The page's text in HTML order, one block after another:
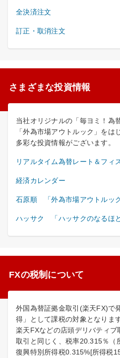
全決済注文
訂正・取消注文
さまざまな投資情報
当社オリジナルの「毎ヨミ！為
「外為市場アウトルック」をは
多彩な投資情報がございます。
リアルタイム為替レート＆フィ
経済カレンダー
石原順 「外為市場アウトルック
ハッサク 「ハッサクのなるほど
FXの税制について
外国為替証拠金取引(楽天FX)で
得」として課税の対象となります
楽天FXなどの店頭デリバティ
取引と同じく、税率20.315％（
復興特別所得税0.315%[所得税